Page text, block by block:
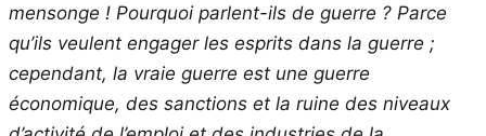
mensonge ! Pourquoi parlent-ils de guerre ? Parce
qu’ils veulent engager les esprits dans la guerre ;
cependant, la vraie guerre est une guerre
économique, des sanctions et la ruine des niveaux